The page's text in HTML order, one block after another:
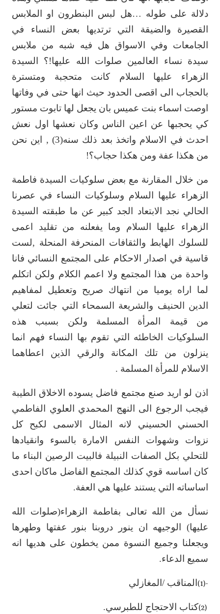
دلالة على طوله …هل لبس البنطرون او الملابس
القصيرة والضيقة التي ‏ترتديها بعض النساء في
الجامعات وفي الاسواق هل فيه شبه من ملابس
سيدة نساء العالمين ‏صلوات الله عليها!؟ السيدة
الزهراء عليها السلام كانت متحجبة ومتسترة
بالحجاب الى اقصى ‏الحدود حيث انها حتى في وفاتها
اوصت اسماء بنت عميس بان يجعل لها تابوت مستور
كي ‏يحجبها عن اعين الناس وكان نعشها اول نعش
احدث في الاسلام واتخذ بعد ذلك سنه(3) , اين ‏نحن
من هكذا عفة ومن هكذا حجاب؟!‏
من خلال المقارنة مع بعض سلوكيات السيدة فاطمة
الزهراء عليها السلام وسلوكيات النساء ‏في عصرنا
الحالي نجد الابتعاد الجد كبير عن ما طبقته السيدة
الزهراء عليها السلام وما يفعلنه ‏من تقليد اعمى
للسلوك الهابط والثقافات المنحرفة المنحلة ,لست
قاسية في اصدار الاحكام على ‏المجتمع النسائي فانا
واحدة من هذا المجتمع ولا اعمم الكلام ولكن اتكلم
لما اراه يوميا من ‏انتهاك صريح وتعطيل لمفاهيم
الدين الحنيف والشريعة السمحاء التي جائت لتعلي
من قيمة ‏المرأة المسلمة ولكن بسبب هذه
السلوكيات الخاطئه التي تقوم بها النساء فهم انما
ينزلون من ‏تلك المكانة والرقي الذين اعطاهما
الاسلام للمرأة المسلمة .‏
اذن لو اريد صنع مجتمع فاضل يسوده الاخلاق الطيبة
فيجب الرجوع الى النهج المحمدي ‏العلوي الفاطمي
الحسني الحسيني لانه المثال الاسمى لكبح كل
نزوات وشهوات النفس الامارة ‏بالسوء وانقيادها
للتحلي بكل الصفات النبيلة فالبيت الرصين البناء ما
كان اساسه قوي كذلك ‏المجتمع الفاضل ماكان احدى
اساساته التي يستند عليها هي العفة.‏
نسأل من الله تعالى بفاطمة الزهراء(صلوات الله
عليها) الوجيهه ان ينور دروبنا بنور عفتها ‏وطهرها
ويجعلنا وجميع النسوة ممن يخطون على هديها انه
سميع الدعاء.‏
-(1) المناقب /المغازلي‏
(2) كتاب الاحتجاج للطبرسي.‏